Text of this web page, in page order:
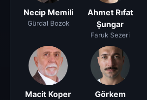
Necip Memili
Gürdal Bozok
Ahmet Rıfat
Şungar
Faruk Sezeri
Macit Koper
Görkem